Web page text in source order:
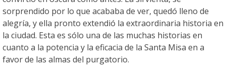
sorprendido por lo que acababa de ver, quedó lleno de
alegría, y ella pronto extendió la extraordinaria historia en
la ciudad. Esta es sólo una de las muchas historias en
cuanto a la potencia y la eficacia de la Santa Misa en a
favor de las almas del purgatorio.